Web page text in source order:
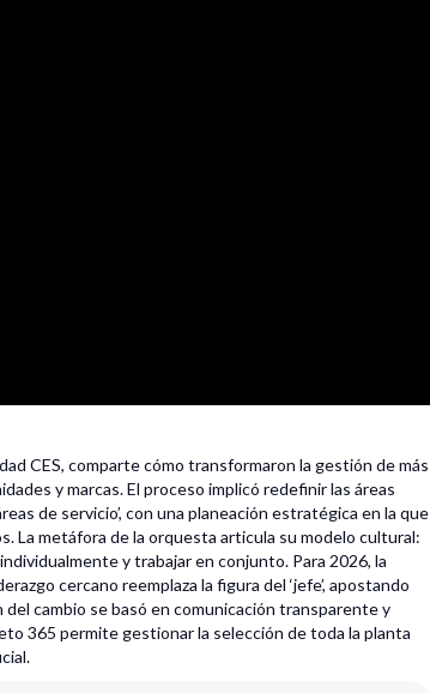
CES, comparte cómo transformaron la gestión de más
y marcas. El proceso implicó redefinir las áreas
de servicio’, con una planeación estratégica en la que
La metáfora de la orquesta articula su modelo cultural:
y trabajar en conjunto. Para 2026, la
cercano reemplaza la figura del ‘jefe’, apostando
cambio se basó en comunicación transparente y
365 permite gestionar la selección de toda la planta